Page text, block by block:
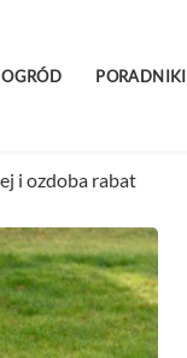
OGRÓD PORADNIKI
i ozdoba rabat